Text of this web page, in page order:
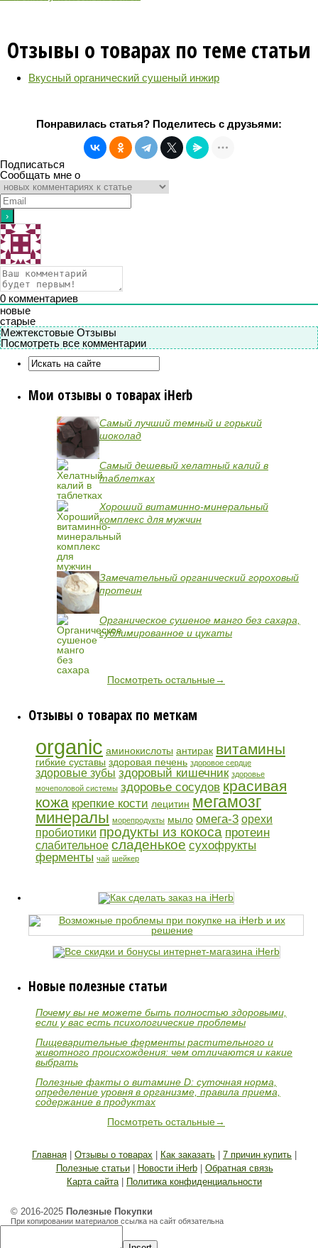
Отзывы о товарах по теме статьи
Вкусный органический сушеный инжир
Понравилась статья? Поделитесь с друзьями:
Подписаться
Сообщать мне о
0 комментариев
новые
старые
Межтекстовые Отзывы
Посмотреть все комментарии
Мои отзывы о товарах iHerb
Самый лучший темный и горький
шоколад
Самый дешевый хелатный калий в
таблетках
Хороший витаминно-минеральный
комплекс для мужчин
Замечательный органический гороховый
протеин
Органическое сушеное манго без сахара,
сублимированное и цукаты
Посмотреть остальные→
Отзывы о товарах по меткам
organic аминокислоты антирак витамины
гибкие суставы здоровая печень здоровое сердце
здоровые зубы здоровый кишечник здоровье
мочеполовой системы здоровье сосудов красивая
кожа крепкие кости лецитин мегамозг
минералы морепродукты мыло омега-3 орехи
пробиотики продукты из кокоса протеин
слабительное сладенькое сухофрукты
ферменты чай шейкер
Новые полезные статьи
Почему вы не можете быть полностью здоровыми,
если у вас есть психологические проблемы
Пищеварительные ферменты растительного и
животного происхождения: чем отличаются и какие
выбрать
Полезные факты о витамине D: суточная норма,
определение уровня в организме, правила приема,
содержание в продуктах
Посмотреть остальные→
Главная Отзывы о товарах Как заказать 7 причин купить
Полезные статьи| Новости iHerb| Обратная связь
Карта сайта| Политика конфиденциальности
© 2016-2025 Полезные Покупки
При копировании материалов ссылка на сайт обязательна